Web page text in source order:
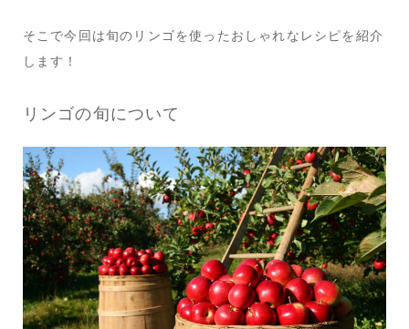
そこで今回は旬のリンゴを使ったおしゃれなレシピを紹介
します！
リンゴの旬について